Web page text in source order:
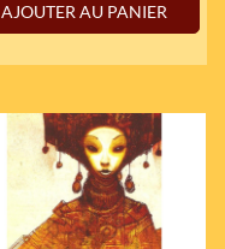
AJOUTER AU PANIER